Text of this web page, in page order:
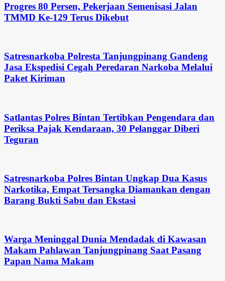
Progres 80 Persen, Pekerjaan Semenisasi Jalan
TMMD Ke-129 Terus Dikebut
Satresnarkoba Polresta Tanjungpinang Gandeng
Jasa Ekspedisi Cegah Peredaran Narkoba Melalui
Paket Kiriman
Satlantas Polres Bintan Tertibkan Pengendara dan
Periksa Pajak Kendaraan, 30 Pelanggar Diberi
Teguran
Satresnarkoba Polres Bintan Ungkap Dua Kasus
Narkotika, Empat Tersangka Diamankan dengan
Barang Bukti Sabu dan Ekstasi
Warga Meninggal Dunia Mendadak di Kawasan
Makam Pahlawan Tanjungpinang Saat Pasang
Papan Nama Makam